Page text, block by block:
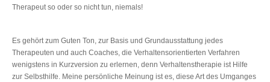
Therapeut so oder so nicht tun, niemals!
Es gehört zum Guten Ton, zur Basis und Grundausstattung jedes
Therapeuten und auch Coaches, die Verhaltensorientierten Verfahren
wenigstens in Kurzversion zu erlernen, denn Verhaltenstherapie ist Hilfe
zur Selbsthilfe. Meine persönliche Meinung ist es, diese Art des Umganges